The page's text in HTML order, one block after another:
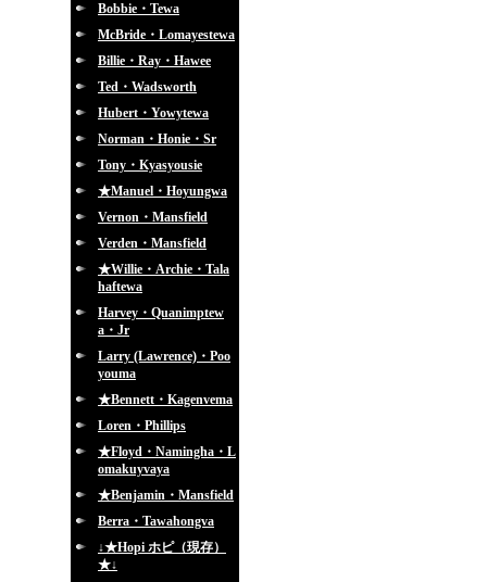
Bobbie・Tewa
McBride・Lomayestewa
Billie・Ray・Hawee
Ted・Wadsworth
Hubert・Yowytewa
Norman・Honie・Sr
Tony・Kyasyousie
★Manuel・Hoyungwa
Vernon・Mansfield
Verden・Mansfield
★Willie・Archie・Tala
haftewa
Harvey・Quanimptew
a・Jr
Larry (Lawrence)・Poo
youma
★Bennett・Kagenvema
Loren・Phillips
★Floyd・Namingha・L
omakuyvaya
★Benjamin・Mansfield
Berra・Tawahongva
↓★Hopi ホピ（現存）
★↓